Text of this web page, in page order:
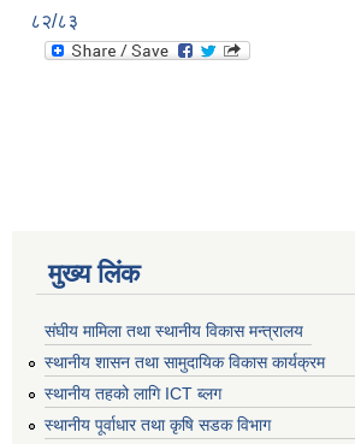
८२/८३
मुख्य लिंक
संघीय मामिला तथा स्थानीय विकास मन्त्रालय
स्थानीय शासन तथा सामुदायिक विकास कार्यक्रम
स्थानीय तहको लागि ICT ब्लग
स्थानीय पूर्वाधार तथा कृषि सडक विभाग